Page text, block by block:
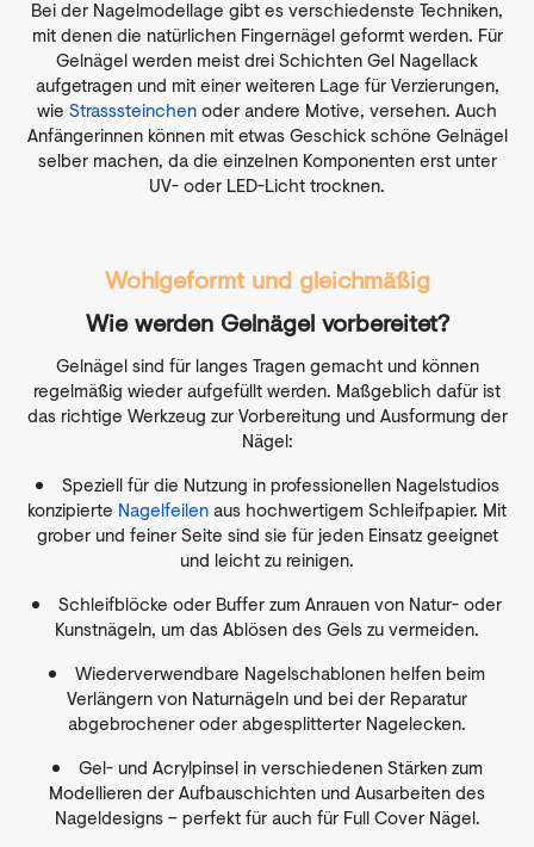
Bei der Nagelmodellage gibt es verschiedenste Techniken,
mit denen die natürlichen Fingernägel geformt werden. Für
Gelnägel werden meist drei Schichten Gel Nagellack
aufgetragen und mit einer weiteren Lage für Verzierungen,
wie Strasssteinchenoder andere Motive, versehen. Auch
Anfängerinnen können mit etwas Geschick schöne Gelnägel
selber machen, da die einzelnen Komponenten erst unter
UV- oder LED-Licht trocknen.
Wohlgeformt und gleichmäßig
Wie werden Gelnägel vorbereitet?
Gelnägel sind für langes Tragen gemacht und können
regelmäßig wieder aufgefüllt werden. Maßgeblich dafür ist
das richtige Werkzeug zur Vorbereitung und Ausformung der
Nägel:
Speziell für die Nutzung in professionellen Nagelstudios
konzipierte Nagelfeilenaus hochwertigem Schleifpapier. Mit
grober und feiner Seite sind sie für jeden Einsatz geeignet
und leicht zu reinigen.
Schleifblöcke oder Buffer zum Anrauen von Natur- oder
Kunstnägeln, um das Ablösen des Gels zu vermeiden.
Wiederverwendbare Nagelschablonen helfen beim
Verlängern von Naturnägeln und bei der Reparatur
abgebrochener oder abgesplitterter Nagelecken.
Gel- und Acrylpinsel in verschiedenen Stärken zum
Modellieren der Aufbauschichten und Ausarbeiten des
Nageldesigns – perfekt für auch für Full Cover Nägel.